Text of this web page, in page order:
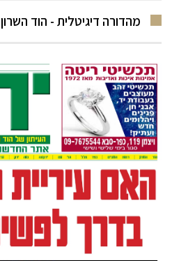
מהדורה דיגיטלית - הוד השרון